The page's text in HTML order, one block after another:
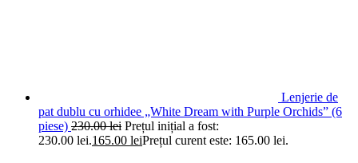
Lenjerie de
pat dublu cu orhidee „White Dream with Purple Orchids” (6
piese) 230.00lei Prețul inițial a fost:
230.00 lei.165.00 leiPrețul curent este: 165.00 lei.